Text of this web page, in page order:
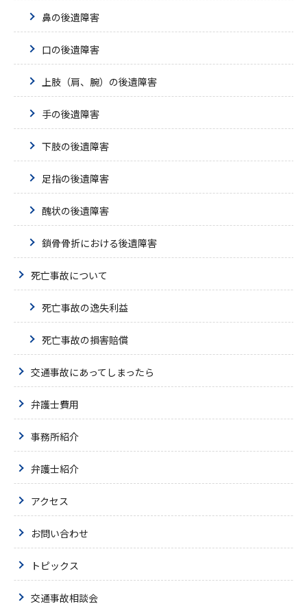
鼻の後遺障害
口の後遺障害
上肢（肩、腕）の後遺障害
手の後遺障害
下肢の後遺障害
足指の後遺障害
醜状の後遺障害
鎖骨骨折における後遺障害
死亡事故について
死亡事故の逸失利益
死亡事故の損害賠償
交通事故にあってしまったら
弁護士費用
事務所紹介
弁護士紹介
アクセス
お問い合わせ
トピックス
交通事故相談会